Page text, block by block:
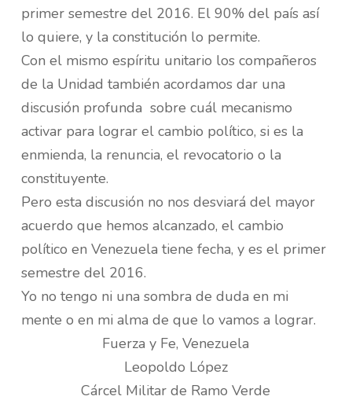
primer semestre del 2016. El 90% del país así
lo quiere, y la constitución lo permite.
Con el mismo espíritu unitario los compañeros
de la Unidad también acordamos dar una
discusión profunda sobre cuál mecanismo
activar para lograr el cambio político, si es la
enmienda, la renuncia, el revocatorio o la
constituyente.
Pero esta discusión no nos desviará del mayor
acuerdo que hemos alcanzado, el cambio
político en Venezuela tiene fecha, y es el primer
semestre del 2016.
Yo no tengo ni una sombra de duda en mi
mente o en mi alma de que lo vamos a lograr.
Fuerza y Fe, Venezuela
Leopoldo López
Cárcel Militar de Ramo Verde